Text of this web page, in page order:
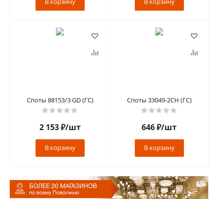
Споты 88153/3 GD (ГС)
2 153₽/шт
В корзину
Споты 33049-2CH (ГС)
646₽/шт
В корзину